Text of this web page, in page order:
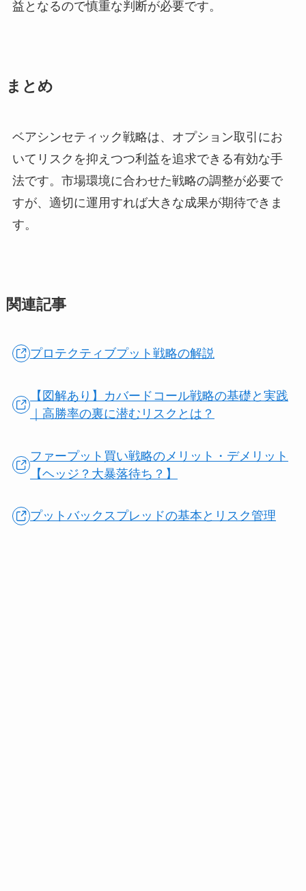
益となるので慎重な判断が必要です。
まとめ
ベアシンセティック戦略は、オプション取引にお
いてリスクを抑えつつ利益を追求できる有効な手
法です。市場環境に合わせた戦略の調整が必要で
すが、適切に運用すれば大きな成果が期待できま
す。
関連記事
プロテクティブプット戦略の解説
【図解あり】カバードコール戦略の基礎と実践
｜高勝率の裏に潜むリスクとは？
ファープット買い戦略のメリット・デメリット
【ヘッジ？大暴落待ち？】
プットバックスプレッドの基本とリスク管理